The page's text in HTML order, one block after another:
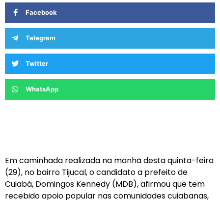
Facebook
Telegram
Twitter
WhatsApp
Em caminhada realizada na manhã desta quinta-feira
(29), no bairro Tijucal, o candidato a prefeito de
Cuiabá, Domingos Kennedy (MDB), afirmou que tem
recebido apoio popular nas comunidades cuiabanas,